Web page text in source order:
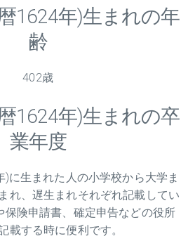
1624年)生まれの年
齢
402歳
1624年)生まれの卒
業年度
に生まれた人の小学校から大学ま
れ、遅生まれそれぞれ記載してい
保険申請書、確定申告などの役所
載する時に便利です。